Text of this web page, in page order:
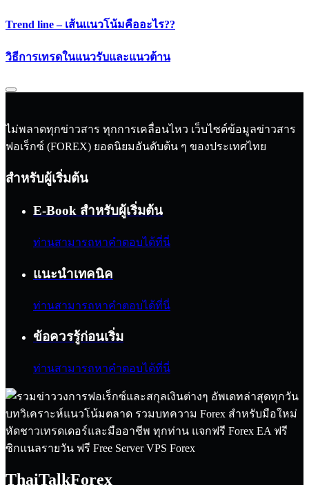
Trend line – เส้นเเนวโน้มคืออะไร??
วิธีการเทรดในแนวรับและแนวต้าน
ไม่พลาดทุกข่าวสาร ทุกการเคลื่อนไหว เว็บไซต์ข้อมูลข่าวสาร
ฟอเร็กซ์ (FOREX) ยอดนิยมอันดับต้น ๆ ของประเทศไทย
สำหรับผู้เริ่มต้น
E-Book สำหรับผู้เริ่มต้น
ท่านสามารถหาคำตอบได้ที่นี่
แนะนำเทคนิค
ท่านสามารถหาคำตอบได้ที่นี่
ข้อควรรู้ก่อนเริ่ม
ท่านสามารถหาคำตอบได้ที่นี่
ThaiTalkForex